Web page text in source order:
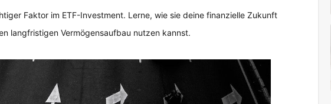
Faktor im ETF-Investment. Lerne, wie sie deine finanzielle Zukunft
langfristigen Vermögensaufbau nutzen kannst.